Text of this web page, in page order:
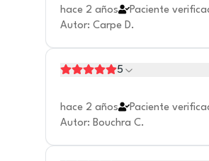
hace 2 años
Paciente
Autor: Carpe D.
5
hace 2 años
Paciente
Autor: Bouchra C.